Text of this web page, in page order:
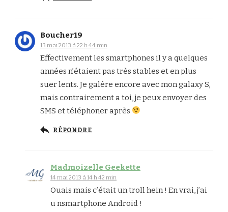
Boucher19
13 mai 2013 à 22 h 44 min
Effectivement les smartphones il y a quelques
années n’étaient pas très stables et en plus
suer lents. Je galère encore avec mon galaxy S,
mais contrairement a toi, je peux envoyer des
SMS et téléphoner après
RÉPONDRE
Madmoizelle Geekette
14 mai 2013 à 14 h 42 min
Ouais mais c’était un troll hein ! En vrai, j’ai
u nsmartphone Android !